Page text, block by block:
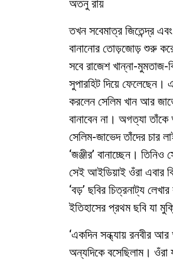
অতনু রায়
তখন সবেমাত্র জিতেন্দ্র
বানানোর তোড়জোড় শুরু করে
সবে রাজেশ খান্না-মুমতাজ-
সুপারহিট দিয়ে ফেলেছেন।
করলেন সেলিম খান আর
বানাবেন না। অগত্যা তাঁকে
সেলিম-জাভেদ তাঁদের চার
‘জঞ্জীর’ বানাচ্ছেন।
সেই আইডিয়াই ওঁরা এবার
‘বড়’ ছবির চিত্রনাট্য
ইতিহাসের প্রথম ছবি যা
‘একদিন সন্ধ্যায় রনবীর
অন্যদিকে বসেছিলাম।